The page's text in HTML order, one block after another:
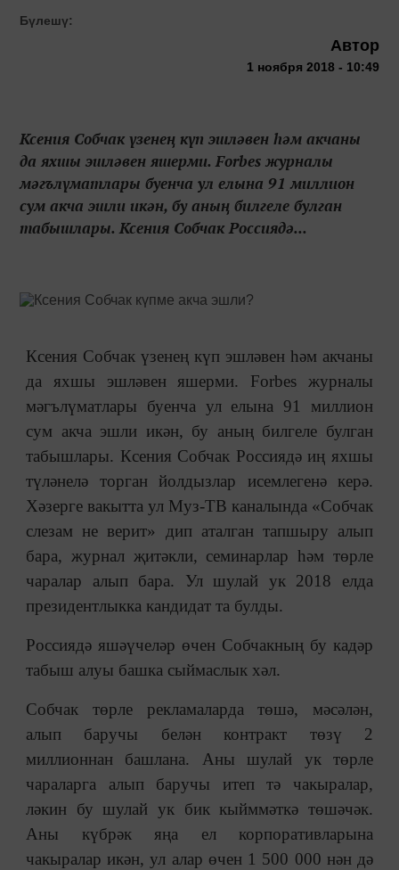
Бүлешү:
Автор
1 ноября 2018 - 10:49
Ксения Собчак үзенең күп эшләвен һәм акчаны
да яхшы эшләвен яшерми. Forbes журналы
мәгълүматлары буенча ул елына 91 миллион
сум акча эшли икән, бу аның билгеле булган
табышлары. Ксения Собчак Россиядә...
Ксения Собчак үзенең күп эшләвен һәм акчаны
да яхшы эшләвен яшерми. Forbes журналы
мәгълүматлары буенча ул елына 91 миллион
сум акча эшли икән, бу аның билгеле булган
табышлары. Ксения Собчак Россиядә иң яхшы
түләнелә торган йолдызлар исемлегенә керә.
Хәзерге вакытта ул Муз-ТВ каналында «Собчак
слезам не верит» дип аталган тапшыру алып
бара, журнал җитәкли, семинарлар һәм төрле
чаралар алып бара. Ул шулай ук 2018 елда
президентлыкка кандидат та булды.
Россиядә яшәүчеләр өчен Собчакның бу кадәр
табыш алуы башка сыймаслык хәл.
Собчак төрле рекламаларда төшә, мәсәлән,
алып баручы белән контракт төзү 2
миллионнан башлана. Аны шулай ук төрле
чараларга алып баручы итеп тә чакыралар,
ләкин бу шулай ук бик кыйммәткә төшәчәк.
Аны күбрәк яңа ел корпоративларына
чакыралар икән, ул алар өчен 1 500 000 нән дә